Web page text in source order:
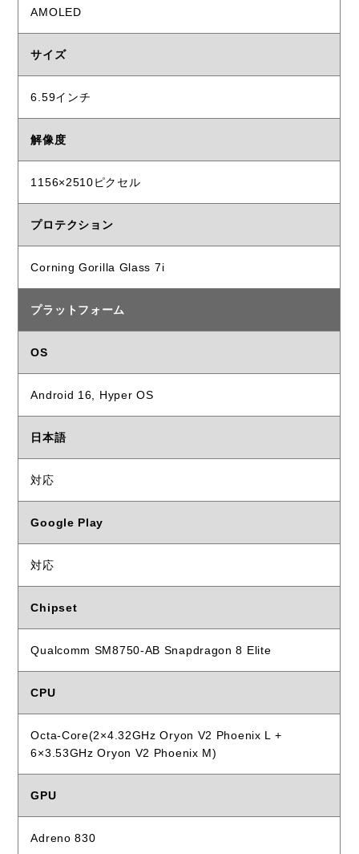
AMOLED
サイズ
6.59インチ
解像度
1156×2510ピクセル
プロテクション
Corning Gorilla Glass 7i
プラットフォーム
OS
Android 16, Hyper OS
日本語
対応
Google Play
対応
Chipset
Qualcomm SM8750-AB Snapdragon 8 Elite
CPU
Octa-Core(2×4.32GHz Oryon V2 Phoenix L +
6×3.53GHz Oryon V2 Phoenix M)
GPU
Adreno 830